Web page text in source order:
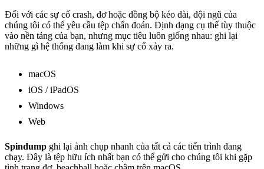
Đối với các sự cố crash, đơ hoặc đồng bộ kéo dài, đội ngũ của
chúng tôi có thể yêu cầu tệp chẩn đoán. Định dạng cụ thể tùy thuộc
vào nền tảng của bạn, nhưng mục tiêu luôn giống nhau: ghi lại
những gì hệ thống đang làm khi sự cố xảy ra.
macOS
iOS / iPadOS
Windows
Web
Spindump ghi lại ảnh chụp nhanh của tất cả các tiến trình đang
chạy. Đây là tệp hữu ích nhất bạn có thể gửi cho chúng tôi khi gặp